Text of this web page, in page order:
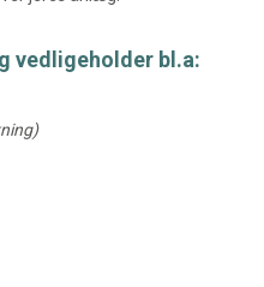
vedligeholder bl.a: